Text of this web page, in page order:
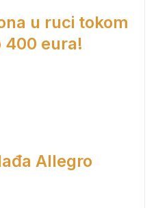
u ruci tokom
400 eura!
Allegro